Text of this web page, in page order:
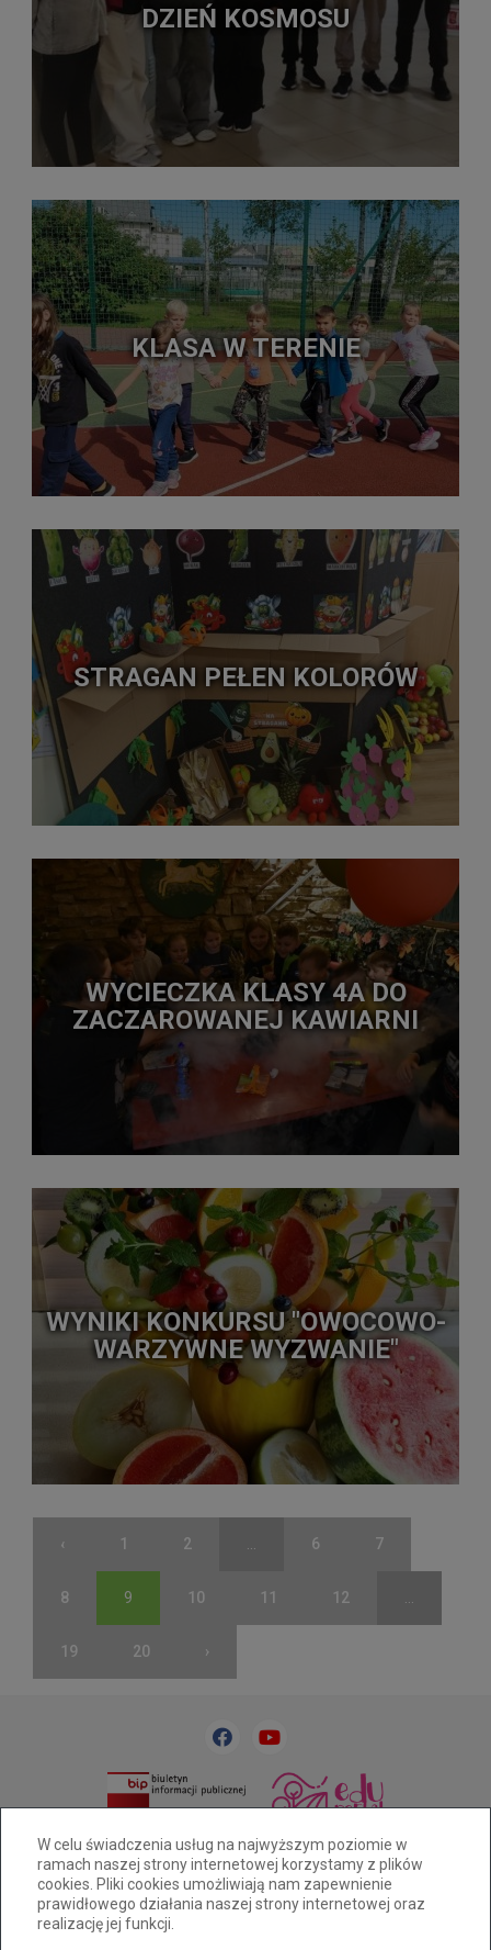
W celu świadczenia usług na najwyższym poziomie w
ramach naszej strony internetowej korzystamy z plików
cookies. Pliki cookies umożliwiają nam zapewnienie
prawidłowego działania naszej strony internetowej oraz
realizację jej funkcji.
DZIEŃ KOSMOSU
KLASA W TERENIE
STRAGAN PEŁEN KOLORÓW
WYCIECZKA KLASY 4A DO
ZACZAROWANEJ KAWIARNI
WYNIKI KONKURSU "OWOCOWO-
WARZYWNE WYZWANIE"
‹ 1 2 6 7
8 9 10 11 12
19 20 ›
33 818 31 84
sp32@cuw.bielsko-biala.pl
Bielsko-Biała, ul. Cieszyńska 393
Deklaracja dostępności
Tryb wysokiego kontrastu